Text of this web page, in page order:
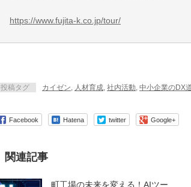
https://www.fujita-k.co.jp/tour/
投稿タグ カイゼン, 人材育成, 社内活動, 中小企業のDX
Facebook Hatena twitter Google+
関連記事
町工場の未来を変える！AIツー